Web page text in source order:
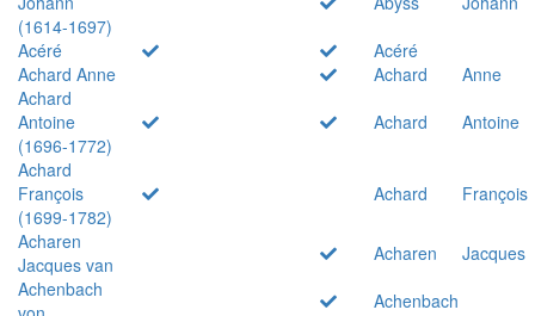
(1614-1697)
Acéré
Acéré
Achard Anne
Achard
Anne
Achard
Antoine
(1696-1772)
Achard
Antoine
Achard
François
(1699-1782)
Achard
François
Acharen
Jacques van
Acharen
Jacques
Achenbach
Achenbach